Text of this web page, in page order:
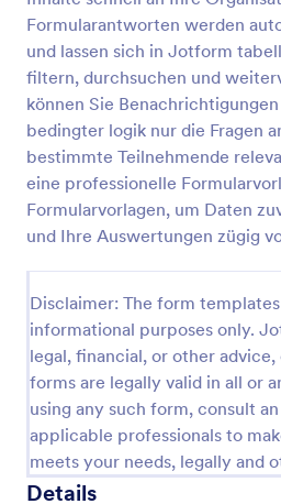
Formularantworten werden
und lassen sich in Jotform
filtern, durchsuchen und
können Sie
bedingter logik nur die Fragen
bestimmte Teilnehmende
eine professionelle
Formularvorlagen, um Daten
und Ihre Auswertungen zügig
Disclaimer: The form
informational purposes only.
legal, financial, or other
forms are legally valid in all or
using any such form, consult
applicable professionals to
meets your needs, legally and
Details
Dating Fragebogen
Ein Dating-Fragebogen ist
Einzelpersonen verwendet
Kompatibilität mit einer
beurteilen. Ein Dating-
Fragen zur Persönlichkeit der
was sie in einer Beziehung
bisherigen Erfahrungen.
kostenlose Dating-
erfassen Sie Informationen
Passen Sie die Fragen einfach
Ihres Systems an und
Formular oder senden Sie
nun eine Partnervermittlung
Partnerbörse betreiben – mit
Dating-Fragebogen-Vorlage
Informationen, die Sie
anderen Nutzern
diese Dating-Fragebogen-
Bedürfnisse an – fügen Sie
Go to Category:
Beziehungsumfragen
Vorlage